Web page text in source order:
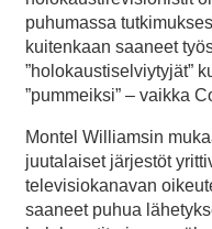
puhumassa
kuitenkaan saaneet
”holokaustiselviytyjät”
”pummeiksi” – vaikka
Montel Williamsin
juutalaiset järjestöt
televisiokanavan
saaneet puhua